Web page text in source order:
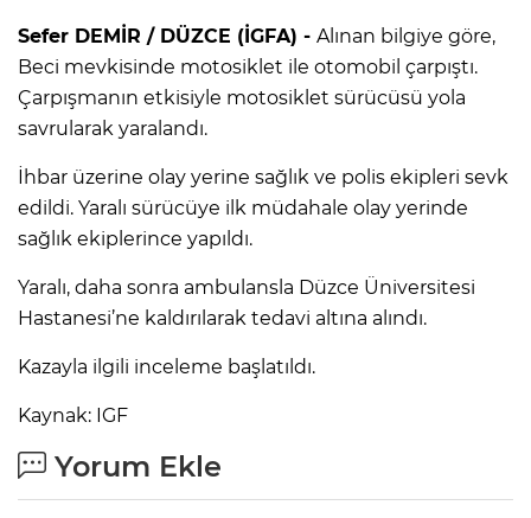
Sefer DEMİR / DÜZCE (İGFA) - Alınan bilgiye göre,
Beci mevkisinde motosiklet ile otomobil çarpıştı.
Çarpışmanın etkisiyle motosiklet sürücüsü yola
savrularak yaralandı.
İhbar üzerine olay yerine sağlık ve polis ekipleri sevk
edildi. Yaralı sürücüye ilk müdahale olay yerinde
sağlık ekiplerince yapıldı.
Yaralı, daha sonra ambulansla Düzce Üniversitesi
Hastanesi’ne kaldırılarak tedavi altına alındı.
Kazayla ilgili inceleme başlatıldı.
Kaynak: IGF
Yorum Ekle